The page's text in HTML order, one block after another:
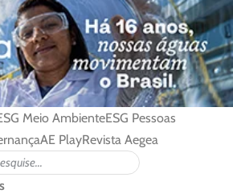
Meio AmbienteESG Pessoas
AE PlayRevista Aegea